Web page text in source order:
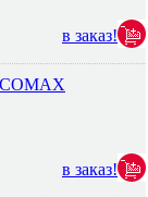
в заказ!
в заказ!